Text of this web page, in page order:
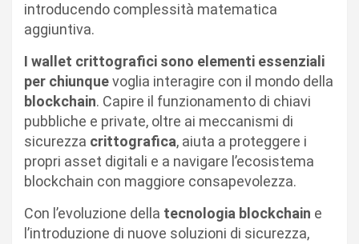
introducendo complessità matematica
aggiuntiva.
I wallet crittografici sono elementi essenziali
per chiunquevoglia interagire con il mondo della
blockchain. Capire il funzionamento di chiavi
pubbliche e private, oltre ai meccanismi di
sicurezza crittografica, aiuta a proteggere i
propri asset digitali e a navigare l’ecosistema
blockchain con maggiore consapevolezza.
Con l’evoluzione della tecnologia blockchain e
l’introduzione di nuove soluzioni di sicurezza,